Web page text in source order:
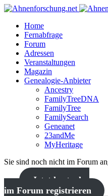
Home
Fernabfrage
Forum
Adressen
Veranstaltungen
Magazin
Genealogie-Anbieter
Ancestry
FamilyTreeDNA
FamilyTree
FamilySearch
Geneanet
23andMe
MyHeritage
Sie sind noch nicht im Forum
Jetzt kostenlos
im Forum registrieren